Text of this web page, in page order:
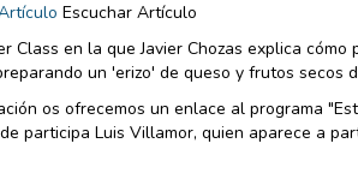
Escuchar Artículo
Class en la que Javier Chozas explica
un 'erizo' de queso y frutos secos
os ofrecemos un enlace al programa
participa Luis Villamor, quien aparece a